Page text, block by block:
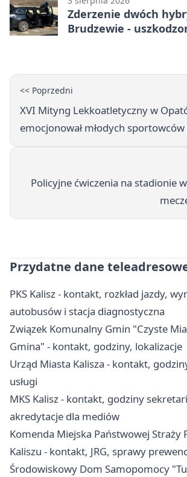
Zderzenie dwóch
Brudzewie -
<< Poprzedni
XVI Mityng Lekkoatletyczny w
emocjonował młodych
Policyjne ćwiczenia na stadionie
Przydatne dane
PKS Kalisz - kontakt, rozkład jazdy,
autobusów i stacja diagnostyczna
Związek Komunalny Gmin "Czyste
Gmina" - kontakt, godziny, lokalizacje
Urząd Miasta Kalisza - kontakt,
usługi
MKS Kalisz - kontakt, godziny
akredytacje dla mediów
Komenda Miejska Państwowej Straży
Kaliszu - kontakt, JRG, sprawy
Środowiskowy Dom Samopomocy